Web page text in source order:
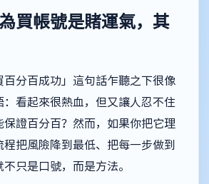
買帳號是賭運氣，其
百分百成功」這句話乍聽之下很像
：看起來很熱血，但又讓人忍不住
證百分百？然而，如果你把它理
把風險降到最低、把每一步做到
只是口號，而是方法。